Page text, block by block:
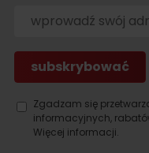
noclegu
Zgadzam się
informacyjnych,
Więcej informacji.